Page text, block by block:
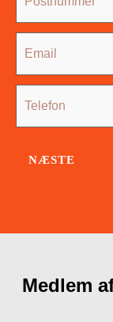
NÆSTE
Medlem